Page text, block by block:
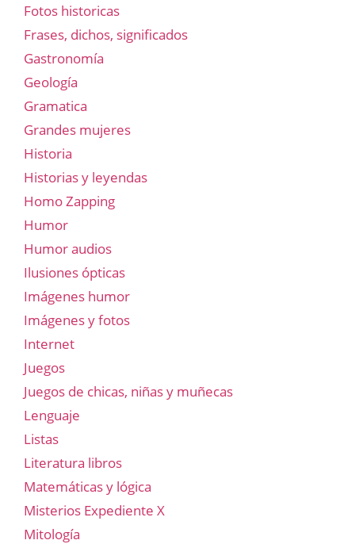
Fotos historicas
Frases, dichos, significados
Gastronomía
Geología
Gramatica
Grandes mujeres
Historia
Historias y leyendas
Homo Zapping
Humor
Humor audios
Ilusiones ópticas
Imágenes humor
Imágenes y fotos
Internet
Juegos
Juegos de chicas, niñas y muñecas
Lenguaje
Listas
Literatura libros
Matemáticas y lógica
Misterios Expediente X
Mitología